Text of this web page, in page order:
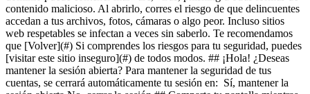
contenido malicioso. Al abrirlo, corres el riesgo de que delincuentes
accedan a tus archivos, fotos, cámaras o algo peor. Incluso sitios
web respetables se infectan a veces sin saberlo. Te recomendamos
que [Volver](#) Si comprendes los riesgos para tu seguridad, puedes
[visitar este sitio inseguro](#) de todos modos. ## ¡Hola! ¿Deseas
mantener la sesión abierta? Para mantener la seguridad de tus
cuentas, se cerrará automáticamente tu sesión en: Sí, mantener la